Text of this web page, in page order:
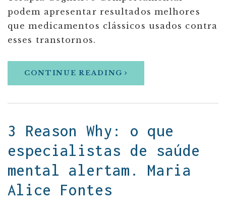
podem apresentar resultados melhores
que medicamentos clássicos usados contra
esses transtornos.
CONTINUE READING
3 Reason Why: o que
especialistas de saúde
mental alertam. Maria
Alice Fontes